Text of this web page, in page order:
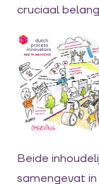
cruciaal
Beide
samengevat